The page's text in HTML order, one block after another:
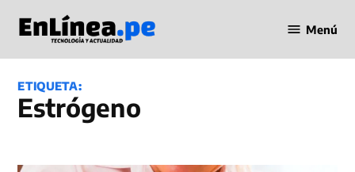
contenido
en Línea
Menú
ETIQUETA:
estrógeno